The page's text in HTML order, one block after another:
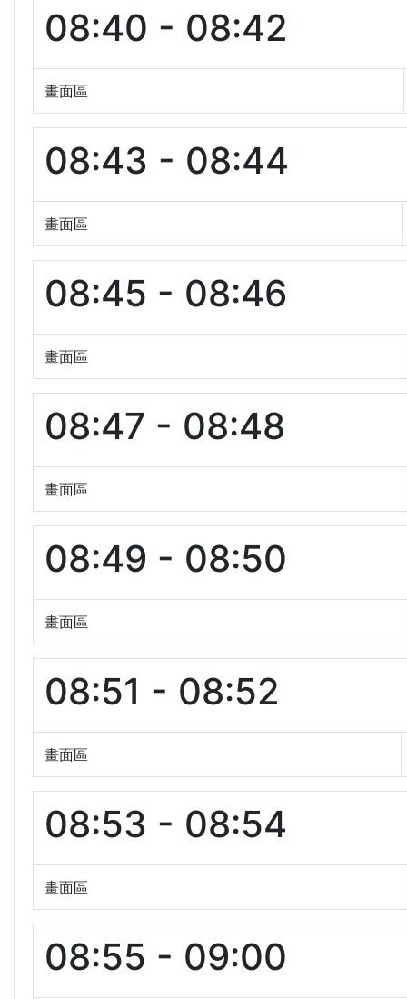
08:40 - 08:42
畫面區
08:43 - 08:44
畫面區
08:45 - 08:46
畫面區
08:47 - 08:48
畫面區
08:49 - 08:50
畫面區
08:51 - 08:52
畫面區
08:53 - 08:54
畫面區
08:55 - 09:00